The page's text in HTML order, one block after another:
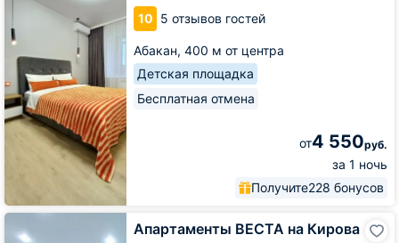
10 5 отзывов гостей
Абакан, 400 м от центра
Детская площадка
Бесплатная отмена
от4 550руб.
за 1 ночь
Получите228 бонусов
Апартаменты ВЕСТА на Кирова
Апартаменты
ВЕСТА